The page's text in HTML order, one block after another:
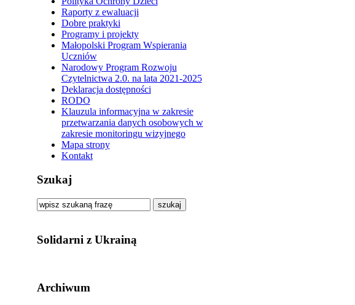
Raporty z ewaluacji
Dobre praktyki
Programy i projekty
Małopolski Program Wspierania
Uczniów
Narodowy Program Rozwoju
Czytelnictwa 2.0. na lata 2021-2025
Deklaracja dostępności
RODO
Klauzula informacyjna w zakresie
przetwarzania danych osobowych w
zakresie monitoringu wizyjnego
Mapa strony
Kontakt
Szukaj
szukaj
Solidarni z Ukrainą
Archiwum